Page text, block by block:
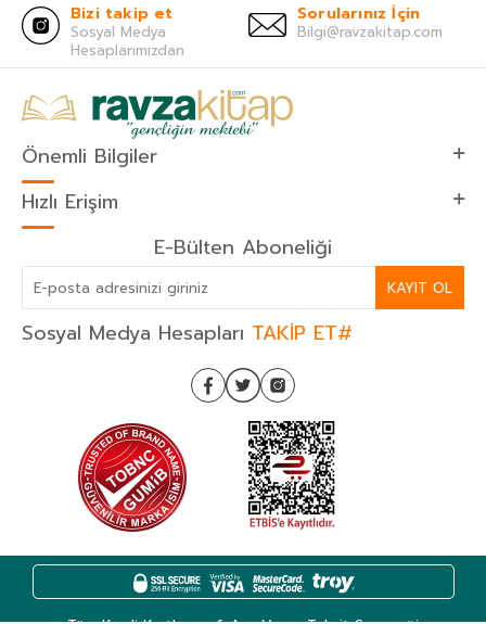
Bizi takip et
Sosyal Medya
Hesaplarımızdan
Sorularınız İçin
Bilgi@ravzakitap.com
Önemli Bilgiler
Hızlı Erişim
E-Bülten Aboneliği
KAYIT OL
Sosyal Medya Hesapları TAKİP ET#